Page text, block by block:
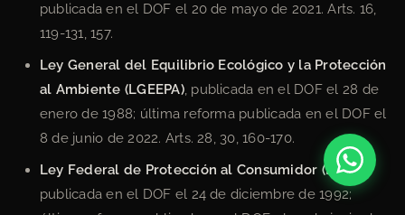
publicada en el DOF el 20 de mayo de 2021. Arts. 16,
119-131, 157.
Ley General del Equilibrio Ecológico y la Protección
al Ambiente (LGEEPA), publicada en el DOF el 28 de
enero de 1988; última reforma publicada en el DOF el
8 de junio de 2022. Arts. 28, 30, 160-170.
Ley Federal de Protección al Consumidor (LFPC)
publicada en el DOF el 24 de diciembre de 1992;